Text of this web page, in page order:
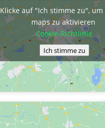
Klicke auf "Ich stimme zu", um
maps zu aktivieren
Cookie-Richtlinie
Ich stimme zu